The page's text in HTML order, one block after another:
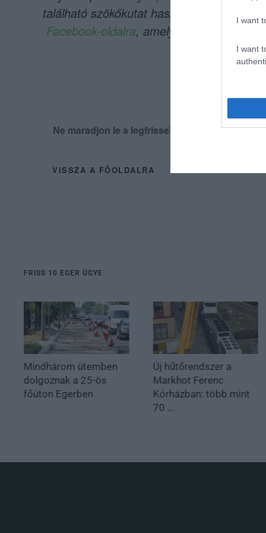
I want
I want
található szökőkutat használja valaki
Facebook-oldalra, amely folyamatosan
Ne maradjon le a legfrissebb hírekről,
VISSZA A FŐOLDALRA
FRISS 10 EGER ÜGYE
Mindhárom ütemben
dolgoznak a 25-ös
főúton Egerben
Új hűtőrendszer a
Markhot Ferenc
Kórházban: több mint
70 ...